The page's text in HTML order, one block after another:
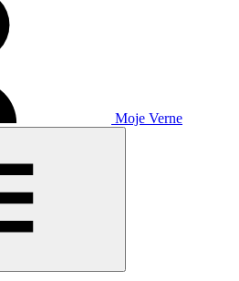
Moje Verne